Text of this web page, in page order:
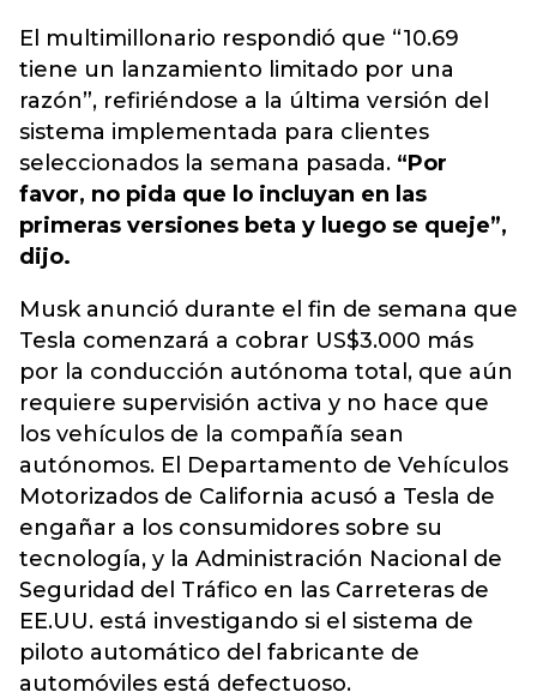
El multimillonario respondió que “10.69
tiene un lanzamiento limitado por una
razón”, refiriéndose a la última versión del
sistema implementada para clientes
seleccionados la semana pasada. “Por
favor, no pida que lo incluyan en las
primeras versiones beta y luego se queje”,
dijo.
Musk anunció durante el fin de semana que
Tesla comenzará a cobrar US$3.000 más
por la conducción autónoma total, que aún
requiere supervisión activa y no hace que
los vehículos de la compañía sean
autónomos. El Departamento de Vehículos
Motorizados de California acusó a Tesla de
engañar a los consumidores sobre su
tecnología, y la Administración Nacional de
Seguridad del Tráfico en las Carreteras de
EE.UU. está investigando si el sistema de
piloto automático del fabricante de
automóviles está defectuoso.